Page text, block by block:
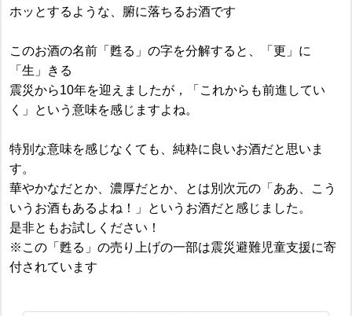
ホッとするような、腑に落ちるお酒です
このお酒の名前「甦る」の字を分解すると、「更」に
「生」きる
震災から10年を迎えましたが，「これからも前進してい
く」という意味を感じますよね。
特別な意味を感じなくても、純粋に良いお酒だと思いま
す。
華やかなだとか、濃厚だとか、とは別次元の「ああ、こう
いうお酒もあるよね！」というお酒だと感じました。
是非ともお試しください！
※この「甦る」の売り上げの一部は震災避難児童支援に寄
付されています